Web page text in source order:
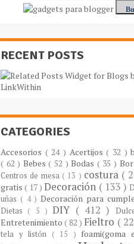
RECENT POSTS
CATEGORIES
Accesorios ( 24 ) Acertijos( 32 )
( 62 ) Bebes( 52 )Bodas ( 35 )
Centros de mesa ( 13 ) costura (
gratis( 17 )Decoración ( 133 )
uñas ( 4 )Decoración para
Dietas ( 5 )DIY ( 412 )
Entretenimiento( 82 ) Fieltro (
tela y listón ( 15 ) foami(goma